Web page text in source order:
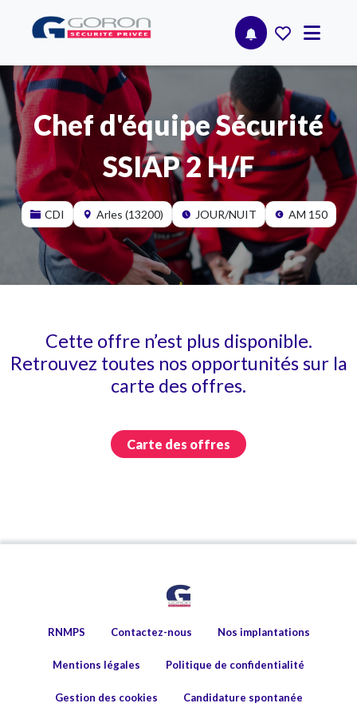
Chef d'équipe Sécurité
SSIAP 2 H/F
CDI Arles (13200) JOUR/NUIT AM 150
Cette offre n’est plus disponible.
Retrouvez toutes nos opportunités sur la
carte des offres.
Carte des offres
RNMPS Contactez-nous Nos implantations
Mentions légales Politique de confidentialité
Gestion des cookies Candidature spontanée